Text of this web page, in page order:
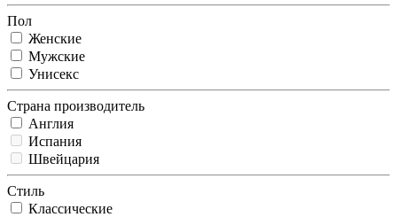
Пол
Женские
Мужские
Унисекс
Страна производитель
Англия
Испания
Швейцария
Стиль
Классические